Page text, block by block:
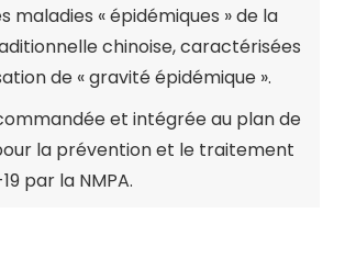
maladies « épidémiques » de la
chinoise, caractérisées
de « gravité épidémique ».
et intégrée au plan de
la prévention et le traitement
par la NMPA.